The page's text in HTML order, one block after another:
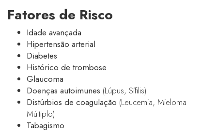
Fatores de Risco
Idade avançada
Hipertensão arterial
Diabetes
Histórico de trombose
Glaucoma
Doenças autoimunes (Lúpus, Sífilis)
Distúrbios de coagulação (Leucemia, Mieloma
Múltiplo)
Tabagismo